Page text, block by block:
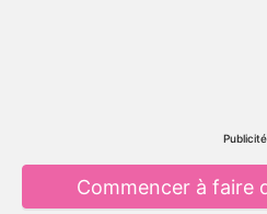
Publicité
Commencer à faire